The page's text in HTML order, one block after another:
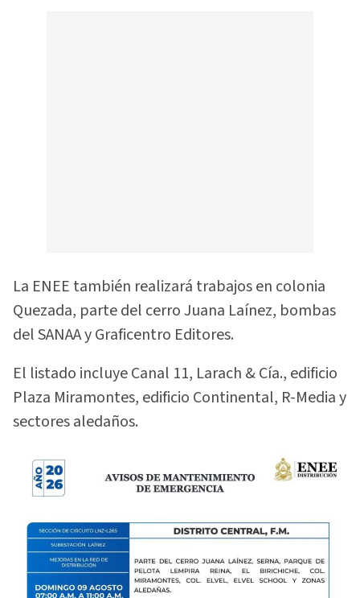
La ENEE también realizará trabajos en colonia
Quezada, parte del cerro Juana Laínez, bombas
del SANAA y Graficentro Editores.
El listado incluye Canal 11, Larach & Cía., edificio
Plaza Miramontes, edificio Continental, R-Media y
sectores aledaños.